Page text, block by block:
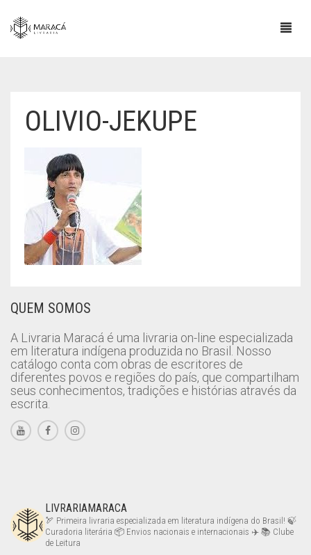
OLIVIO-JEKUPE
QUEM SOMOS
A Livraria Maracá é uma livraria on-line especializada
em literatura indígena produzida no Brasil. Nosso
catálogo conta com obras de escritores de
diferentes povos e regiões do país, que compartilham
seus conhecimentos, tradições e histórias através da
escrita.
LIVRARIAMARACA
🏹 Primeira livraria especializada em literatura indígena do Brasil! 🍃
Curadoria literária 📦 Envios nacionais e internacionais ✈️ 📚 Clube
de Leitura